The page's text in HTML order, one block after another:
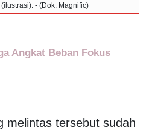
- (Dok. Magnific)
Angkat Beban Fokus
melintas tersebut sudah